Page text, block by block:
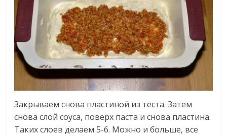
Закрываем снова пластиной из теста. Затем
снова слой соуса, поверх паста и снова пластина.
Таких слоев делаем 5-6. Можно и больше, все